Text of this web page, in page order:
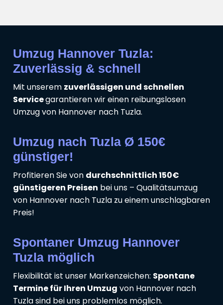
Umzug Hannover Tuzla:
Zuverlässig & schnell
Mit unserem zuverlässigen und schnellen
Servicegarantieren wir einen reibungslosen
Umzug von Hannover nach Tuzla.
Umzug nach Tuzla Ø 150€
günstiger!
Profitieren Sie von durchschnittlich 150€
günstigeren Preisen bei uns – Qualitätsumzug
von Hannover nach Tuzla zu einem unschlagbaren
Preis!
Spontaner Umzug Hannover
Tuzla möglich
Flexibilität ist unser Markenzeichen: Spontane
Termine für Ihren Umzug von Hannover nach
Tuzla sind bei uns problemlos möglich.